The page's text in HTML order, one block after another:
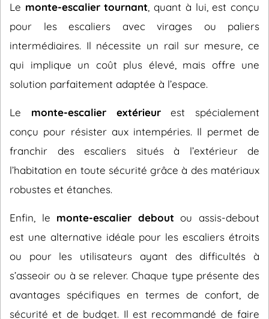
Le monte-escalier tournant , quant à lui, est conçu
pour les escaliers avec virages ou paliers
intermédiaires. Il nécessite un rail sur mesure, ce
qui implique un coût plus élevé, mais offre une
solution parfaitement adaptée à l’espace.
Le monte-escalier extérieurest spécialement
conçu pour résister aux intempéries. Il permet de
franchir des escaliers situés à l’extérieur de
l’habitation en toute sécurité grâce à des matériaux
robustes et étanches.
Enfin, le monte-escalier debout ou assis-debout
est une alternative idéale pour les escaliers étroits
ou pour les utilisateurs ayant des difficultés à
s’asseoir ou à se relever. Chaque type présente des
avantages spécifiques en termes de confort, de
sécurité et de budget. Il est recommandé de faire